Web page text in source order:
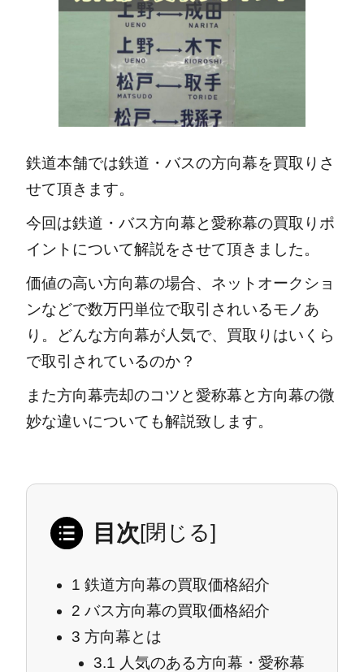
鉄道本舗では鉄道・バスの方向幕を買取りさ
せて頂きます。
今回は鉄道・バス方向幕と愛称幕の買取りポ
イントについて解説をさせて頂きました。
価値の高い方向幕の場合、ネットオークショ
ンなどで数万円単位で取引されいるモノあ
り。どんな方向幕が人気で、買取りはいくら
で取引されているのか？
また方向幕売却のコツと愛称幕と方向幕の微
妙な違いについても解説致します。
目次[閉じる]
1 鉄道方向幕の買取価格紹介
2 バス方向幕の買取価格紹介
3 方向幕とは
3.1 人気のある方向幕・愛称幕